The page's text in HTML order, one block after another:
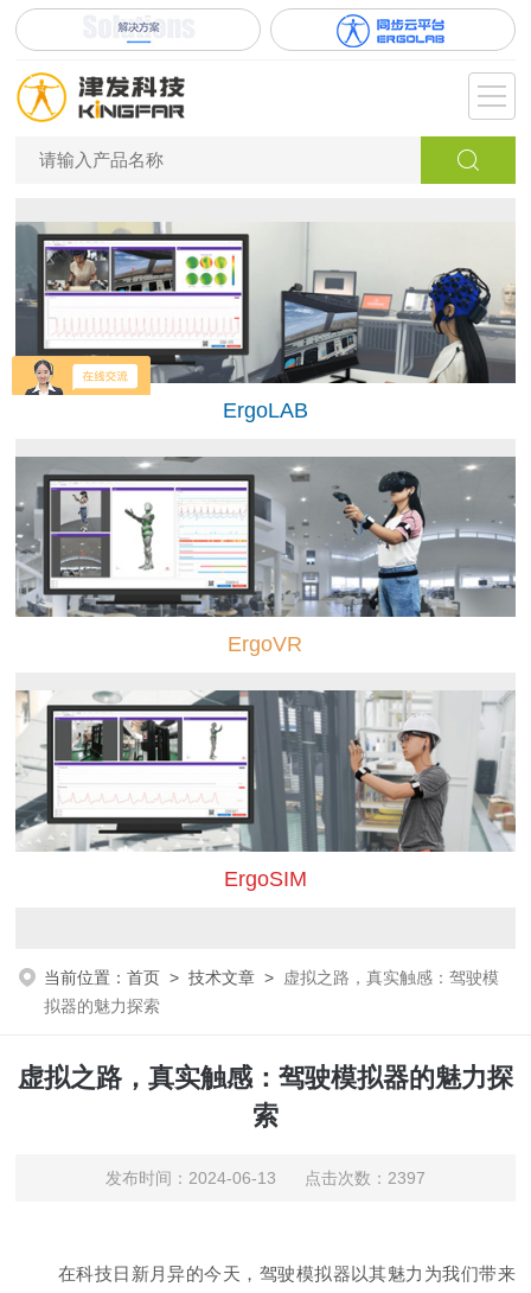
ErgoLAB
ErgoVR
ErgoSIM
当前位置：首页 >技术文章 > 虚拟之路，真实触感：驾驶模
拟器的魅力探索
虚拟之路，真实触感：驾驶模拟器的魅力探
索
发布时间：2024-06-13 点击次数：2397
在科技日新月异的今天，驾驶模拟器以其魅力为我们带来